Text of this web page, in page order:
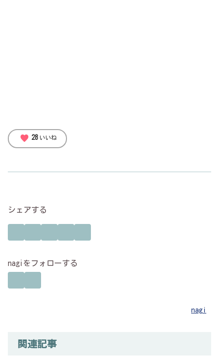
favorite 28 いいね
シェアする
nagiをフォローする
nagi
関連記事